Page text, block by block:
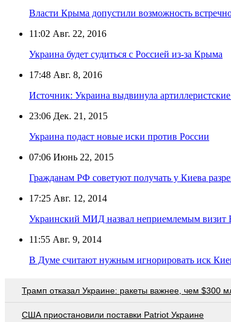
Власти Крыма допустили возможность
11:02 Авг. 22, 2016
Украина будет судиться с Россией из-за Крыма
17:48 Авг. 8, 2016
Источник: Украина выдвинула
23:06 Дек. 21, 2015
Украина подаст новые иски против России
07:06 Июнь 22, 2015
Гражданам РФ советуют получать у Киева
17:25 Авг. 12, 2014
Украинский МИД назвал неприемлемым
11:55 Авг. 9, 2014
В Думе считают нужным игнорировать иск
Трамп отказал Украине: ракеты важнее, чем $300
США приостановили поставки Patriot Украине